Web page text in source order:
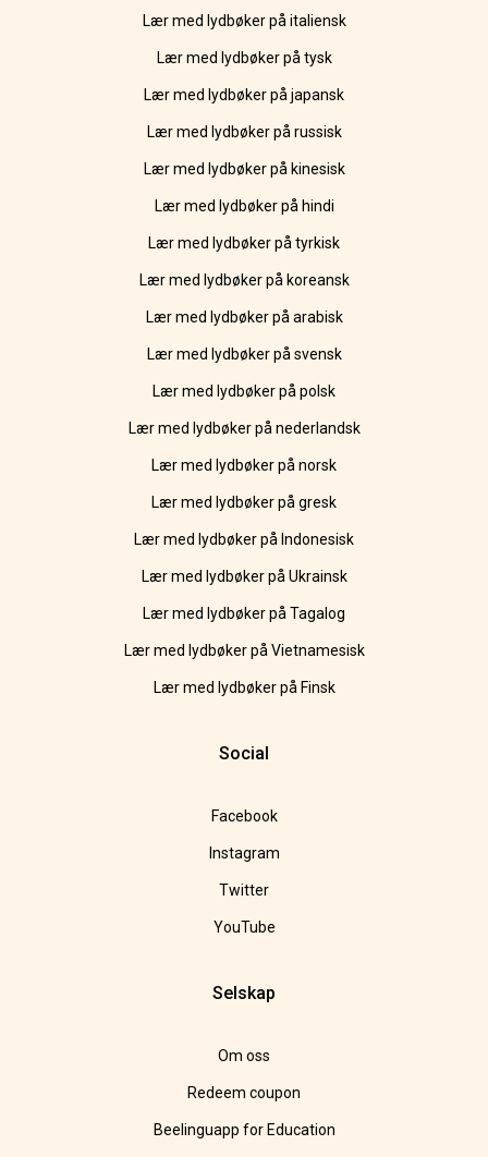
Lær med lydbøker på italiensk
Lær med lydbøker på tysk
Lær med lydbøker på japansk
Lær med lydbøker på russisk
Lær med lydbøker på kinesisk
Lær med lydbøker på hindi
Lær med lydbøker på tyrkisk
Lær med lydbøker på koreansk
Lær med lydbøker på arabisk
Lær med lydbøker på svensk
Lær med lydbøker på polsk
Lær med lydbøker på nederlandsk
Lær med lydbøker på norsk
Lær med lydbøker på gresk
Lær med lydbøker på Indonesisk
Lær med lydbøker på Ukrainsk
Lær med lydbøker på Tagalog
Lær med lydbøker på Vietnamesisk
Lær med lydbøker på Finsk
Social
Facebook
Instagram
Twitter
YouTube
Selskap
Om oss
Redeem coupon
Beelinguapp for Education